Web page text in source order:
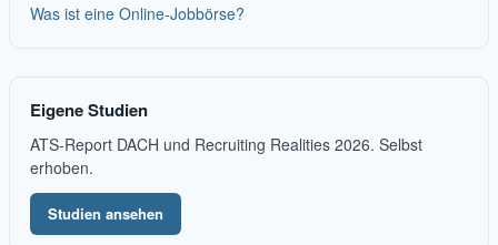
Was ist eine Online-Jobbörse?
Eigene Studien
ATS-Report DACH und Recruiting Realities 2026. Selbst
erhoben.
Studien ansehen